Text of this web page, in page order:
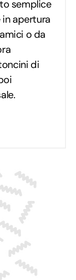
semplice
apertura
o da
di